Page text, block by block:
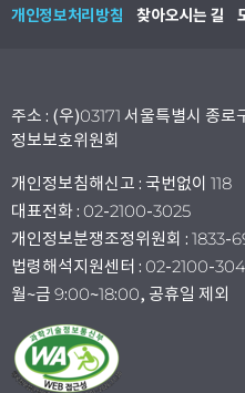
개인정보처리방침 찾아오시는 길
주소 : (우)03171 서울특별시 종
정보보호위원회
개인정보침해신고 : 국번없이 118
대표전화 : 02-2100-3025
개인정보분쟁조정위원회 : 1833-
법령해석지원센터 : 02-2100-
월~금 9:00~18:00, 공휴일 제외